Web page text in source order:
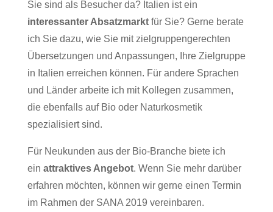
Sie sind als Besucher da? Italien ist ein
interessanter Absatzmarktfür Sie? Gerne berate
ich Sie dazu, wie Sie mit zielgruppengerechten
Übersetzungen und Anpassungen, Ihre Zielgruppe
in Italien erreichen können. Für andere Sprachen
und Länder arbeite ich mit Kollegen zusammen,
die ebenfalls auf Bio oder Naturkosmetik
spezialisiert sind.
Für Neukunden aus der Bio-Branche biete ich
ein attraktives Angebot. Wenn Sie mehr darüber
erfahren möchten, können wir gerne einen Termin
im Rahmen der SANA 2019 vereinbaren.